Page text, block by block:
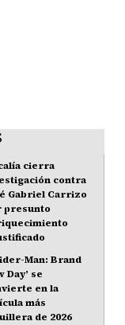
cierra
contra
Gabriel Carrizo
presunto
Man: Brand
Day’ se
en la
más
de 2026